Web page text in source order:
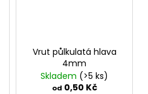
Vrut půlkulatá hlava
4mm
Skladem (>5 ks)
od 0,50 Kč